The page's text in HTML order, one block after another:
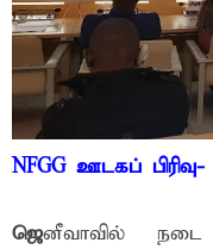
NFGG ஊடகப் பிரிவு-
ஜெனீவாவில் நடை